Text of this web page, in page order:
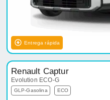
Entrega rápida
Renault Captur
Evolution ECO-G
GLP-Gasolina ECO